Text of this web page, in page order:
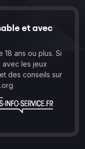
et avec
ans ou plus. Si
les jeux
des conseils sur